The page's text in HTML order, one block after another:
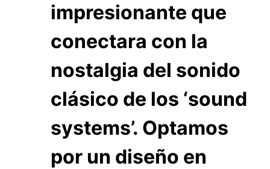
impresionante que
conectara con la
nostalgia del sonido
clásico de los ‘sound
systems’. Optamos
por un diseño en